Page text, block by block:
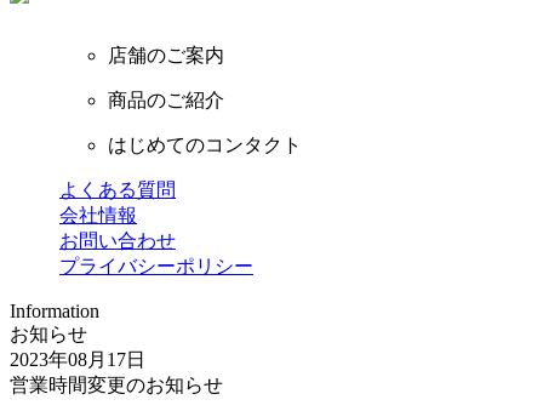
店舗のご案内
商品のご紹介
はじめてのコンタクト
よくある質問
会社情報
お問い合わせ
プライバシーポリシー
Information
お知らせ
2023年08月17日
営業時間変更のお知らせ